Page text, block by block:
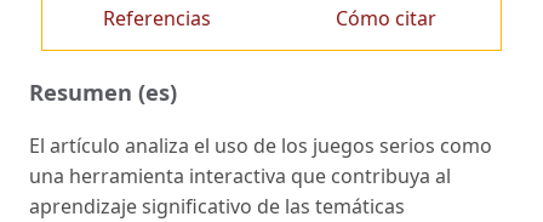
Referencias Cómo citar
Resumen (es)
El artículo analiza el uso de los juegos serios como
una herramienta interactiva que contribuya al
aprendizaje significativo de las temáticas